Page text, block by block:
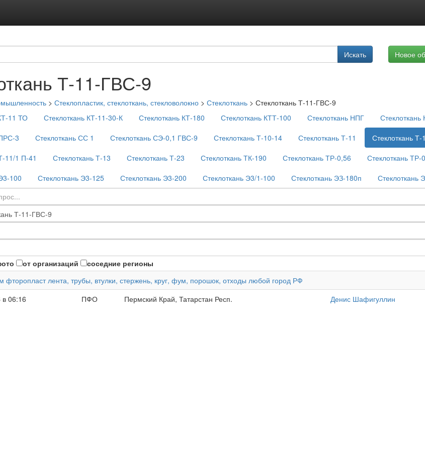
Искать Новое
Т-11-ГВС-9
> Стеклопластик, стеклоткань, стекловолокно > Стеклоткань > Стеклоткань Т-11-ГВС-9
11 ТО
Стеклоткань КТ-11-30-К Стеклоткань КТ-180 Стеклоткань КТТ-100 Стеклоткань НПГ
3
Стеклоткань СС 1 Стеклоткань СЭ-0,1 ГВС-9 Стеклоткань Т-10-14 Стеклоткань Т-11
Стеклоткань
11/1 П-41
Стеклоткань Т-13 Стеклоткань Т-23 Стеклоткань ТК-190 Стеклоткань ТР-0,56
Стеклоткань ТР-
100
Стеклоткань Э3-125 Стеклоткань Э3-200 Стеклоткань Э3/1-100 Стеклоткань ЭЗ-180п Стеклоткань
от организаций соседние регионы
фторопласт лента, трубы, втулки, стержень, круг, фум, порошок, отходы любой город РФ
06:16
ПФО Пермский Край, Татарстан Респ. Денис Шафигуллин